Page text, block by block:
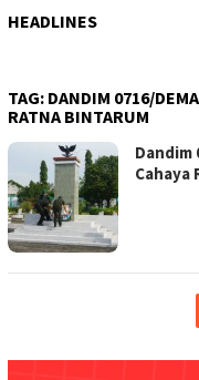
HEADLINES
TAG: DANDIM 0716/
RATNA BINTARUM
Dandim
Cahaya